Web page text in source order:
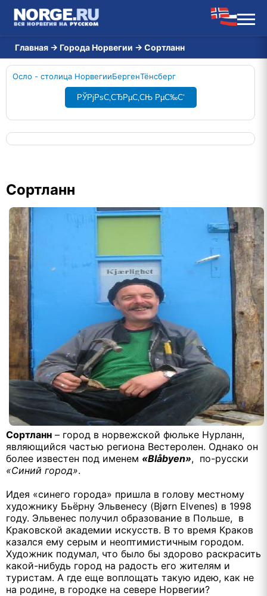
Главная → Города Норвегии → Сортланн
Осло - столица НорвегииБергенТёнсберг
РЎРјРѕС‚СЂРµС‚СЊ РµС‰С‘
Сортланн
Сортланн – город в норвежской фюльке Нурланн,
являющийся частью региона Вестеролен. Однако он
более известен под именем «Blåbyen», по-русски
«Синий город».
Идея «синего города» пришла в голову местному
художнику Бьёрну Эльвенесу (Bjørn Elvenes) в 1998
году. Эльвенес получил образование в Польше, в
Краковской академии искусств. В то время Краков
казался ему серым и неоптимистичным городом.
Художник подумал, что было бы здорово раскрасить
какой-нибудь город на радость его жителям и
туристам. А где еще воплощать такую идею, как не
на родине, в городке на севере Норвегии?